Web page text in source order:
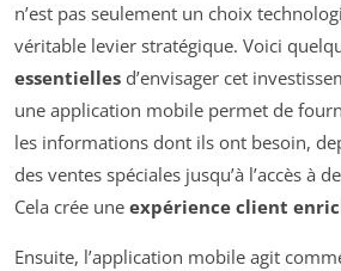
n’est pas seulement un choix
véritable levier stratégique. Voici
essentielles d’envisager cet
une application mobile permet de
les informations dont ils ont besoin,
des ventes spéciales jusqu’à l’accès à
Cela crée une expérience client
Ensuite, l’application mobile agit